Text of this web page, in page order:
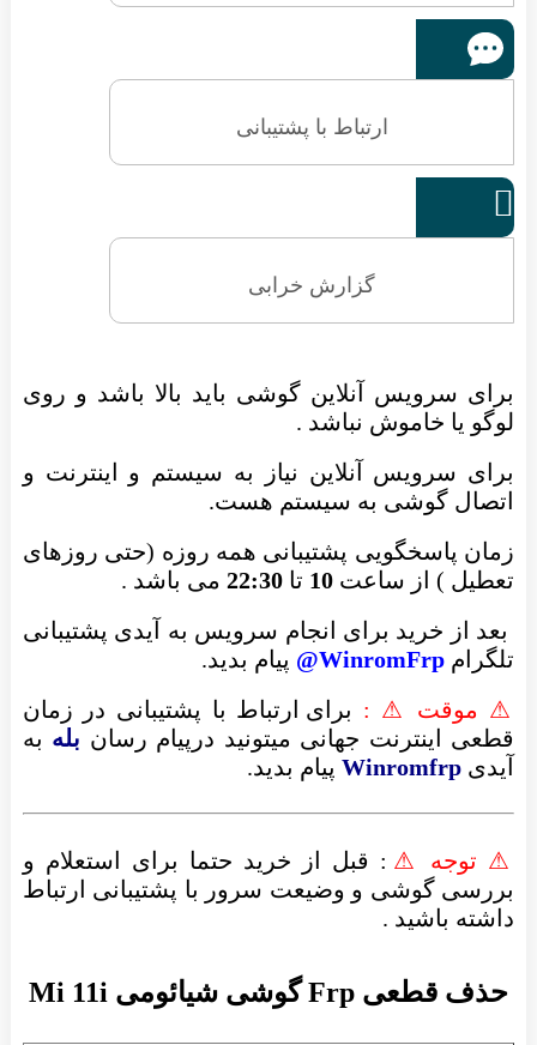
ارتباط با پشتیبانی

گزارش خرابی
برای سرویس آنلاین گوشی باید بالا باشد و روی
لوگو یا خاموش نباشد .
برای سرویس آنلاین نیاز به سیستم و اینترنت و
اتصال گوشی به سیستم هست.
زمان پاسخگویی پشتیبانی همه روزه (حتی روزهای
تعطیل ) از ساعت 10 تا 22:30می باشد .
بعد از خرید برای انجام سرویس به آیدی پشتیبانی
تلگرام WinromFrp@
پیام بدید.
⚠ موقت ⚠ : برای ارتباط با پشتیبانی در زمان
قطعی اینترنت جهانی میتونید درپیام رسان بله به
آیدی Winromfrp پیام بدید.
⚠ توجه ⚠ : قبل از خرید حتما برای استعلام و
بررسی گوشی و وضیعت سرور با پشتیبانی ارتباط
داشته باشید .
حذف قطعی Frp گوشی شیائومی Mi 11i